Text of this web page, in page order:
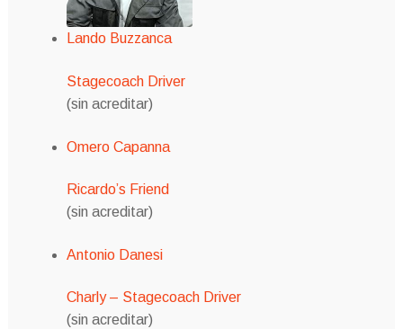
Lando Buzzanca
Stagecoach Driver
(sin acreditar)
Omero Capanna
Ricardo’s Friend
(sin acreditar)
Antonio Danesi
Charly – Stagecoach Driver
(sin acreditar)